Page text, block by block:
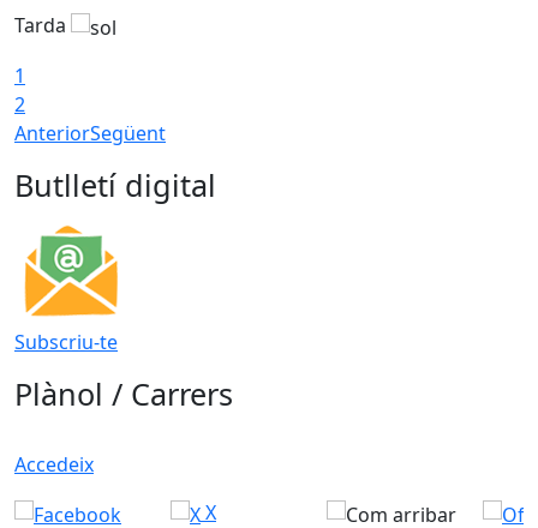
Tarda
1
2
AnteriorSegüent
Butlletí digital
Subscriu-te
Plànol / Carrers
Accedeix
X